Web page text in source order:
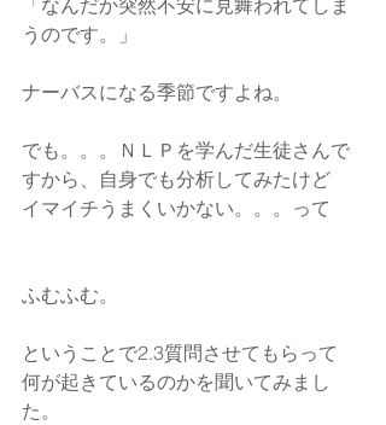
「なんだか突然不安に見舞われてしま
うのです。」
ナーバスになる季節ですよね。
でも。。。ＮＬＰを学んだ生徒さんで
すから、自身でも分析してみたけど
イマイチうまくいかない。。。って
ふむふむ。
ということで2.3質問させてもらって
何が起きているのかを聞いてみまし
た。